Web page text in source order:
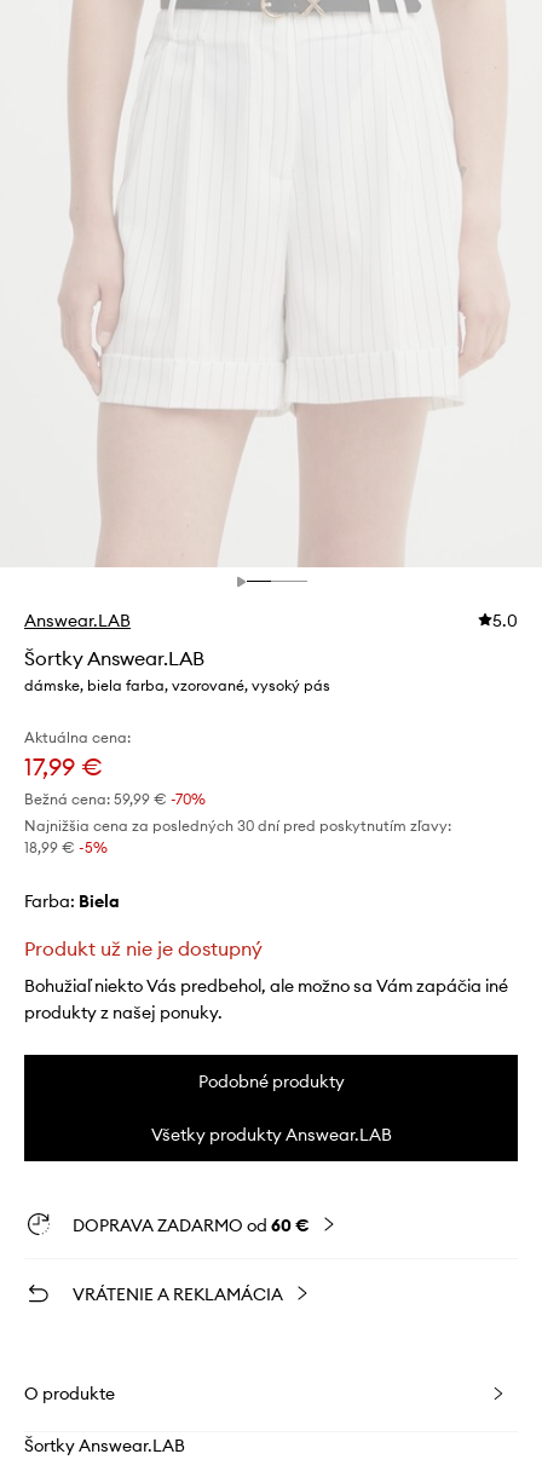
Answear.LAB 5.0
Šortky Answear.LAB
dámske, biela farba, vzorované, vysoký pás
Aktuálna cena:
17,99 €
Bežná cena: 59,99 € -70%
Najnižšia cena za posledných 30 dní pred poskytnutím zľavy:
18,99 € -5%
Farba: biela
Produkt už nie je dostupný
Bohužiaľ niekto Vás predbehol, ale možno sa Vám zapáčia iné
produkty z našej ponuky.
Podobné produkty
Všetky produkty Answear.LAB
DOPRAVA ZADARMO od 60 €
VRÁTENIE A REKLAMÁCIA
O produkte
Šortky Answear.LAB